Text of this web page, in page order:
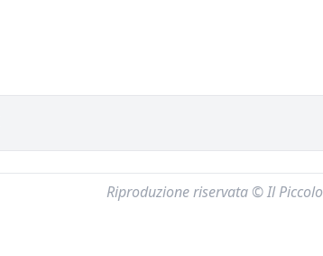
Riproduzione riservata © Il Piccolo